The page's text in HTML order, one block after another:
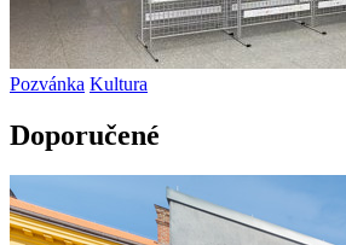
Pozvánka Kultura
Doporučené